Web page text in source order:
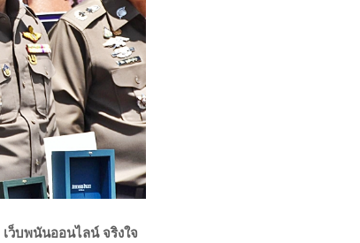
เว็บพนันออนไลน์ จริงใจ